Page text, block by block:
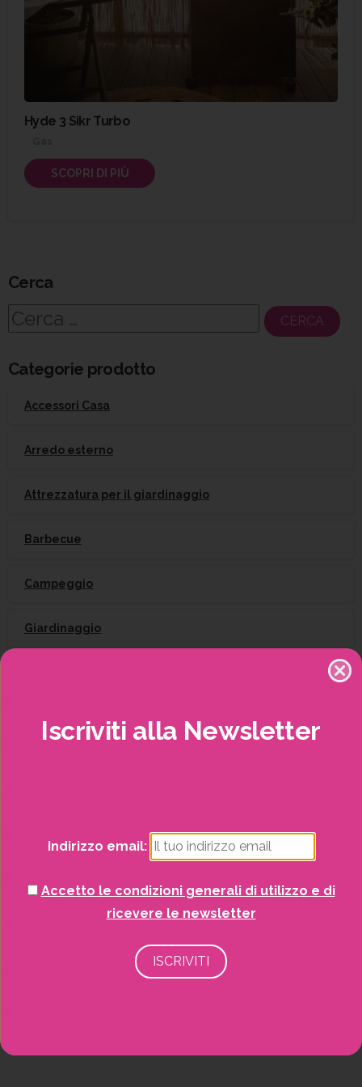
Hyde 3 Sikr Turbo
SCOPRI DI PIÙ
Cerca
Ricerca
Categorie prodotto
Accessori Casa
Arredo esterno
Attrezzatura per il giardinaggio
Barbecue
Campeggio
Giardinaggio
Piscine e idro
Recinzioni
Iscriviti alla Newsletter
Indirizzo email:
Accetto le condizioni generali di utilizzo e di
ricevere le newsletter